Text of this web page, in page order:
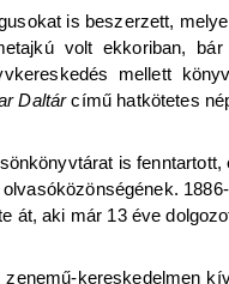
is beszerzett,
volt ekkoriban,
mellett
Daltárcímű hatkötetes
is
át, aki már 13 éve
kereskedelmen